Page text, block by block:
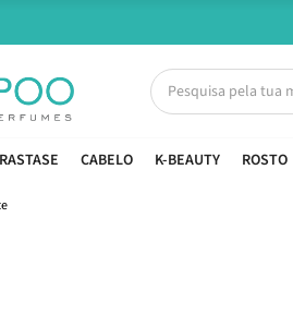
CABELO K-BEAUTY ROSTO